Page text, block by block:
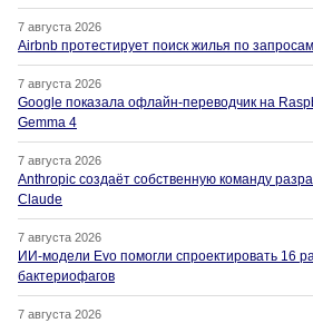
7 августа 2026
Airbnb протестирует поиск жилья по
7 августа 2026
Google показала офлайн-переводчик на
Gemma 4
7 августа 2026
Anthropic создаёт собственную команду
Claude
7 августа 2026
ИИ-модели Evo помогли спроектировать 16
бактериофагов
7 августа 2026